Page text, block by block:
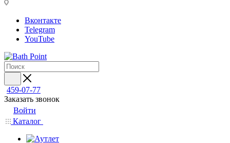
Вконтакте
Telegram
YouTube
459-07-77
Заказать звонок
Войти
Каталог